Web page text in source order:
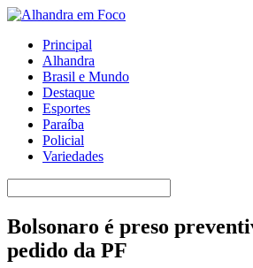
Principal
Alhandra
Brasil e Mundo
Destaque
Esportes
Paraíba
Policial
Variedades
Bolsonaro é preso
pedido da PF